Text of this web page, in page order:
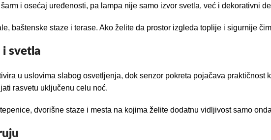
i osećaj uređenosti, pa lampa nije samo izvor svetla, već i dekorativni
baštenske staze i terase. Ako želite da prostor izgleda toplije i sigurnije
i svetla
u uslovima slabog osvetljenja, dok senzor pokreta pojačava
rasvetu uključenu celu noć.
dvorišne staze i mesta na kojima želite dodatnu vidljivost samo